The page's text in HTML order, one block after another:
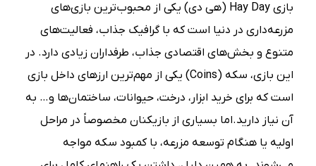
بازی Hay Day (هی دی) یکی از محبوب‌ترین بازی‌های
مزرعه‌داری در دنیا است که با گرافیک جذاب، فعالیت‌های
متنوع و بخش‌های اقتصادی جذاب، طرفداران زیادی دارد. در
این بازی، سکه (Coins) یکی از مهم‌ترین ارزهای داخل بازی
است که برای خرید ابزار، درخت، حیوانات، ساختمان‌ها و… به
آن نیاز دارید.اما بسیاری از بازیکنان مخصوصاً در مراحل
اولیه یا هنگام توسعه مزرعه، با کمبود سکه مواجه